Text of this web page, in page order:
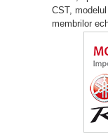
CST,
membrilor